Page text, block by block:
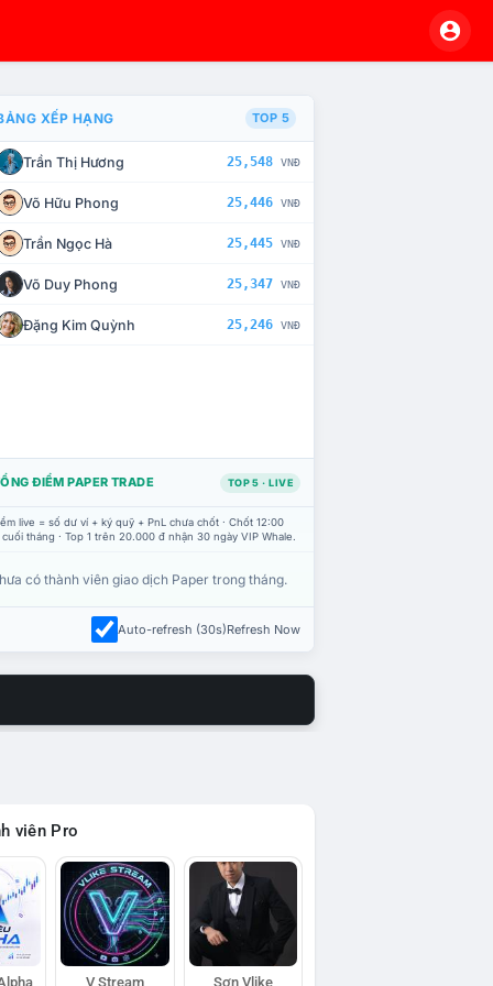
CHẾ TÀI XỬ LÝ VI PHẠM
XẾP HẠNG TOP 5
Trần Thị Hương 25,548 VNĐ
Võ Hữu Phong 25,446 VNĐ
Trần Ngọc Hà 25,445 VNĐ
Võ Duy Phong 25,347 VNĐ
Đặng Kim Quỳnh 25,246 VNĐ
ĐIỂM PAPER TRADE TOP 5 · LIVE
live = số dư ví + ký quỹ + PnL chưa chốt · Chốt 12:00
tháng · Top 1 trên 20.000 đ nhận 30 ngày VIP Whale.
có thành viên giao dịch Paper trong tháng.
Auto-refresh (30s)Refresh Now
viên Pro
V Stream Sơn Vlike